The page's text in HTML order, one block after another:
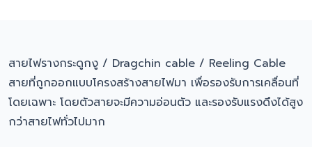
สายไฟรางกระดูกงู / Dragchin cable / Reeling Cable
สายที่ถูกออกแบบโครงสร้างสายไฟมา เพื่อรองรับการเคลื่อนที่
โดยเฉพาะ โดยตัวสายจะมีความอ่อนตัว และรองรับแรงดึงได้สูง
กว่าสายไฟทั่วไปมาก